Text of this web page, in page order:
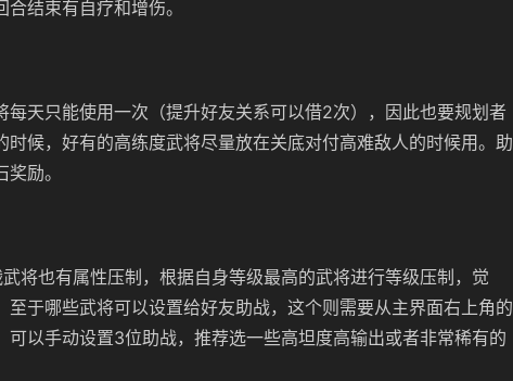
结束有自疗和增伤。
每天只能使用一次（提升好友关系可以借2次），因此也要规划者
时候，好有的高练度武将尽量放在关底对付高难敌人的时候用。助
励。
将也有属性压制，根据自身等级最高的武将进行等级压制，觉
至于哪些武将可以设置给好友助战，这个则需要从主界面右上角的
可以手动设置3位助战，推荐选一些高坦度高输出或者非常稀有的